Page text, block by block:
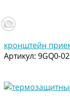
кронштейн
Артикул: 9GQ0-